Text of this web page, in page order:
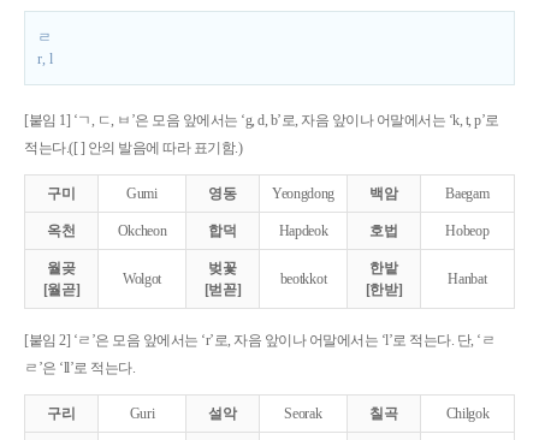
ㄹ
r, l
[붙임 1] ‘ㄱ, ㄷ, ㅂ’은 모음 앞에서는 ‘g, d, b’로, 자음 앞이나 어말에서는 ‘k, t, p’로
적는다.([ ] 안의 발음에 따라 표기함.)
구미 Gumi 영동 Yeongdong 백암 Baegam
옥천 Okcheon 합덕 Hapdeok 호법 Hobeop
월곶
[월곧]
Wolgot
벚꽃
[벋꼳]
beotkkot
한밭
[한받]
Hanbat
[붙임 2] ‘ㄹ’은 모음 앞에서는 ‘r’로, 자음 앞이나 어말에서는 ‘l’로 적는다. 단, ‘ㄹ
ㄹ’은 ‘ll’로 적는다.
구리 Guri 설악 Seorak 칠곡 Chilgok